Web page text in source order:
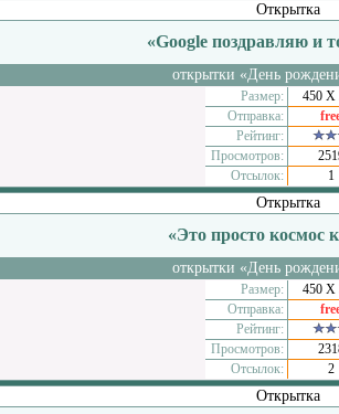
Открытка
«Google поздравляю и
открытки «День
Размер:
450 Х
Отправка:
Рейтинг:
Просмотров:
Отсылок:
1
Открытка
«Это просто космос
открытки «День
Размер:
450 Х
Отправка:
Рейтинг:
Просмотров:
Отсылок:
2
Открытка